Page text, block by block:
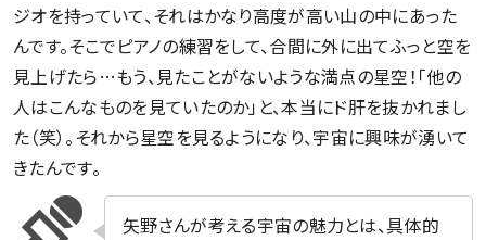
ジオを持っていて、それはかなり高度が高い山の中にあった
んです。そこでピアノの練習をして、合間に外に出てふっと空を
見上げたら…もう、見たことがないような満点の星空！「他の
人はこんなものを見ていたのか」と、本当にド肝を抜かれまし
た（笑）。それから星空を見るようになり、宇宙に興味が湧いて
きたんです。
矢野さんが考える宇宙の魅力とは、具体的